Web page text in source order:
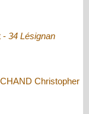
- 34 Lésignan
Christopher